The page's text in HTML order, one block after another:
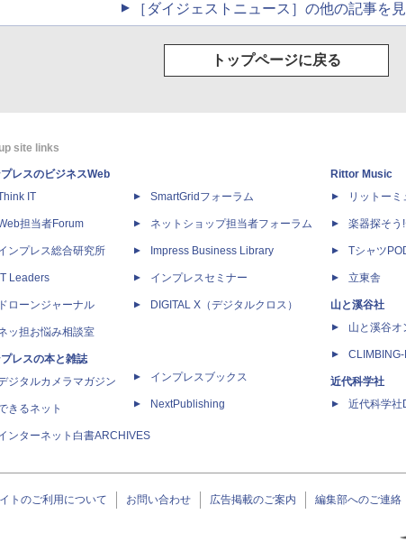
［ダイジェストニュース］の他の記事を
トップページに戻る
site links
レスのビジネスWeb
IT
担当者Forum
ンプレス総合研究所
IT Leaders
ドローンジャーナル
ッ担お悩み相談室
レスの本と雑誌
ジタルカメラマガジン
きるネット
ンターネット白書ARCHIVES
SmartGridフォーラム
ネットショップ担当者フォーラム
Impress Business Library
インプレスセミナー
DIGITAL X（デジタルクロス）
インプレスブックス
NextPublishing
Rittor Music
リットーミ
楽器探そう
Tシャツ
立東舎
山と溪谷社
山と溪谷オ
近代科学社
近代科学社
トのご利用について お問い合わせ 広告掲載のご案内 編集部へのご連絡